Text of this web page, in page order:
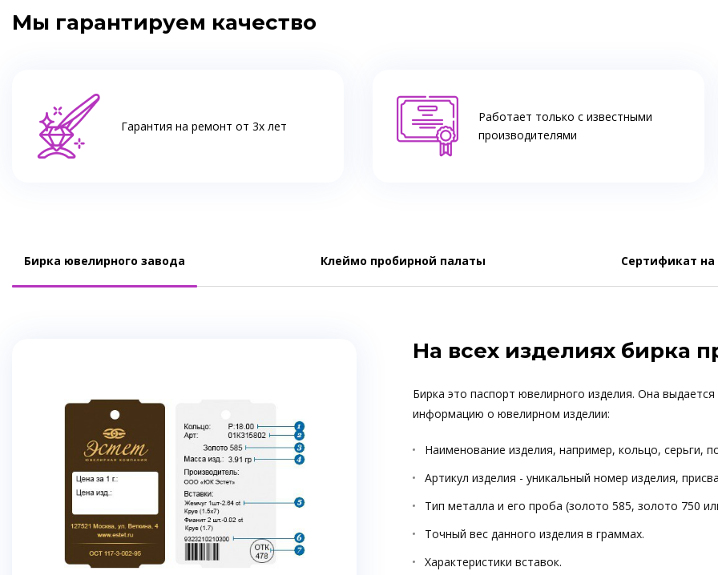
Мы гарантируем качество
Гарантия на ремонт от 3х лет
Работает только с известными
производителями
Бирка ювелирного завода Клеймо пробирной палаты Сертификат
На всех изделиях бирка
Бирка это паспорт ювелирного изделия. Она
информацию о ювелирном изделии:
Наименование изделия, например, кольцо, серьги,
Артикул изделия - уникальный номер изделия,
Тип металла и его проба (золото 585, золото 750
Точный вес данного изделия в граммах.
Характеристики вставок.